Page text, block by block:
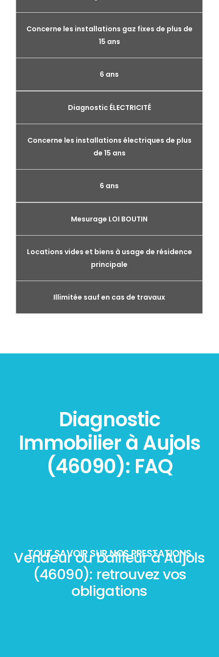
Concerne les installations gaz fixes de plus de
15 ans
6 ans
Diagnostic ÉLECTRICITÉ
Concerne les installations électriques de plus
de 15 ans
6 ans
Mesurage LOI BOUTIN
Locations vides et biens à usage de résidence
principale
Illimitée sauf en cas de travaux
Diagnostic
Immobilier à Aujols
(46090): FAQ
TOUT SAVOIR SUR NOS PRESTATIONS
Vendeur ou bailleur à Aujols
(46090): retrouvez vos
obligations